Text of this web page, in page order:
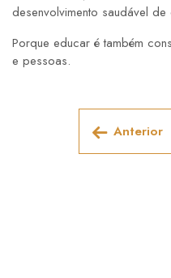
desenvolvimento saudável
Porque educar é também
e pessoas.
Anterior